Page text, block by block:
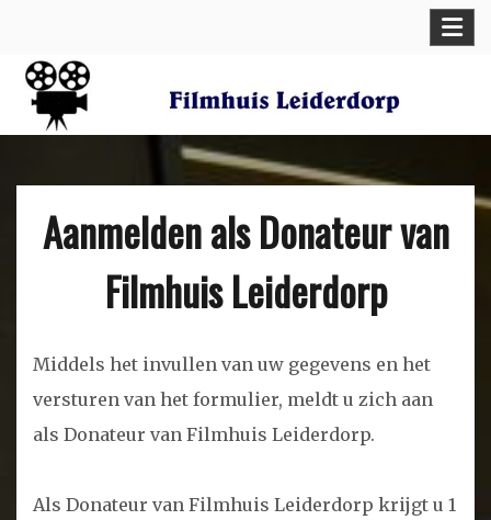
content
Filmhuis Leiderdorp
Aanmelden als Donateur van
Filmhuis Leiderdorp
Middels het invullen van uw gegevens en het
versturen van het formulier, meldt u zich aan
als Donateur van Filmhuis Leiderdorp.
Als Donateur van Filmhuis Leiderdorp krijgt u 1